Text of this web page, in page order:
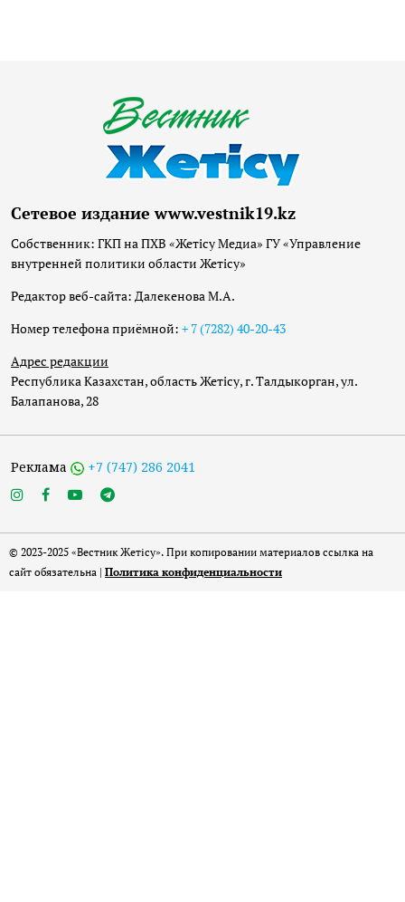
Сетевое издание www.vestnik19.kz
Собственник: ГКП на ПХВ «Жетісу Медиа» ГУ «Управление
внутренней политики области Жетісу»
Редактор веб-сайта: Далекенова М.А.
Номер телефона приёмной: + 7 (7282) 40-20-43
Адрес редакции
Республика Казахстан, область Жетісу, г. Талдыкорган, ул.
Балапанова, 28
Реклама +7 (747) 286 2041
© 2023-2025 «Вестник Жетісу». При копировании материалов ссылка на
сайт обязательна | Политика конфиденциальности